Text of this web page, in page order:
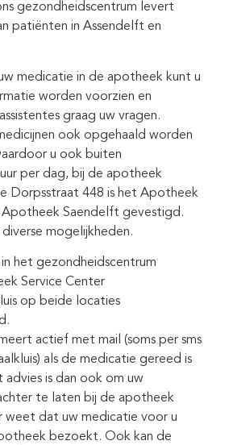
gezondheidscentrum levert
patiënten in Assendelft en
medicatie in de apotheek kunt u
worden voorzien en
graag uw vragen.
ook opgehaald worden
u ook buiten
per dag, bij de apotheek
Dorpsstraat 448 is het Apotheek
Apotheek Saendelft gevestigd.
mogelijkheden.
het gezondheidscentrum
Service Center
op beide locaties
actief met mail (soms per sms
als de medicatie gereed is
is dan ook om uw
te laten bij de apotheek
weet dat uw medicatie voor u
bezoekt. Ook kan de